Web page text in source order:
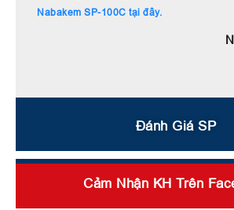
Nabakem SP-100C tại đây.
Đánh Giá SP
Cảm Nhận KH Trên